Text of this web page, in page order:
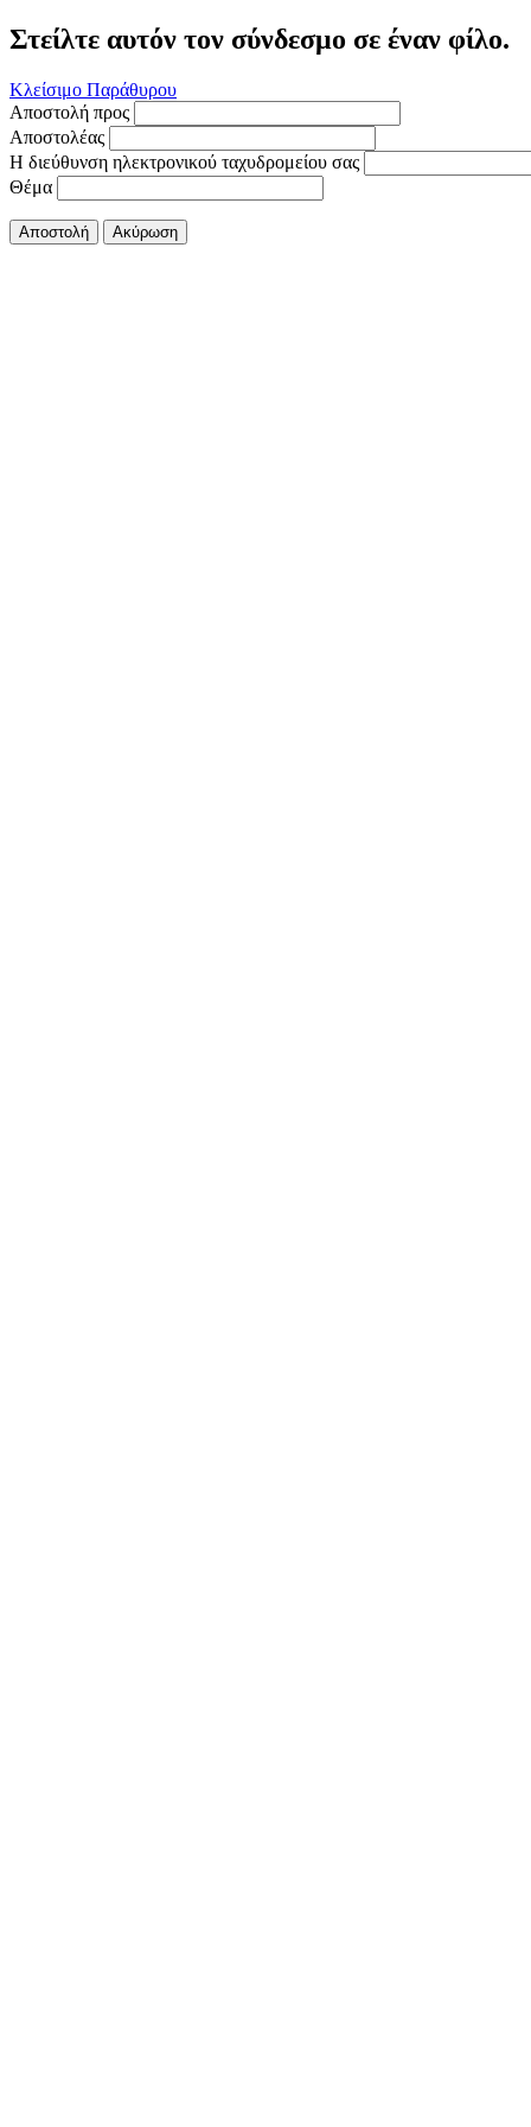
Στείλτε αυτόν τον σύνδεσμο σε έναν φίλο.
Κλείσιμο Παράθυρου
Αποστολή προς
Αποστολέας
Η διεύθυνση ηλεκτρονικού ταχυδρομείου σας
Θέμα
Αποστολή Ακύρωση